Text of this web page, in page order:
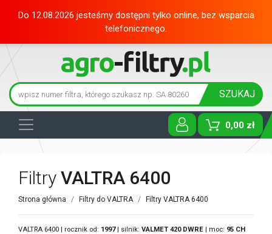
Do 12.08.2026 jesteśmy dostępni tylko online, bez wsparcia
telefonicznego.
SZUKAJ
0,00 zł
Toggle
Filtry VALTRA 6400
Strona główna Filtry do VALTRA Filtry VALTRA 6400
VALTRA 6400 | rocznik od: 1997| silnik: VALMET 420 DWRE | moc: 95 CH